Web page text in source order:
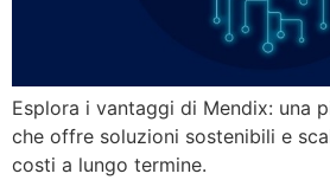
Esplora i vantaggi di Mendix: una
che offre soluzioni sostenibili e
costi a lungo termine.